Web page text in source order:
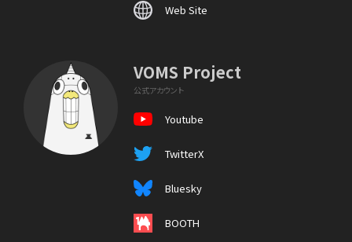
Web Site
VOMS Project
公式アカウント
Youtube
TwitterX
Bluesky
BOOTH